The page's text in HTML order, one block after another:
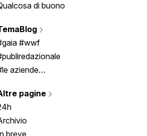
di buono
#wwf
aziende
pagine
breve